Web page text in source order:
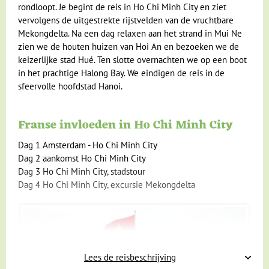
rondloopt. Je begint de reis in Ho Chi Minh City en ziet
vervolgens de uitgestrekte rijstvelden van de vruchtbare
Mekongdelta. Na een dag relaxen aan het strand in Mui Ne
zien we de houten huizen van Hoi An en bezoeken we de
keizerlijke stad Hué. Ten slotte overnachten we op een boot
in het prachtige Halong Bay. We eindigen de reis in de
sfeervolle hoofdstad Hanoi.
Franse invloeden in Ho Chi Minh City
Dag 1 Amsterdam - Ho Chi Minh City
Dag 2 aankomst Ho Chi Minh City
Dag 3 Ho Chi Minh City, stadstour
Dag 4 Ho Chi Minh City, excursie Mekongdelta
Lees de reisbeschrijving